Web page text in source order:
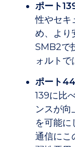
ポート
性やセキ
め、より
SMB2で
ォルトで
ポート
139に比
ンスが
を可能
通信にこ